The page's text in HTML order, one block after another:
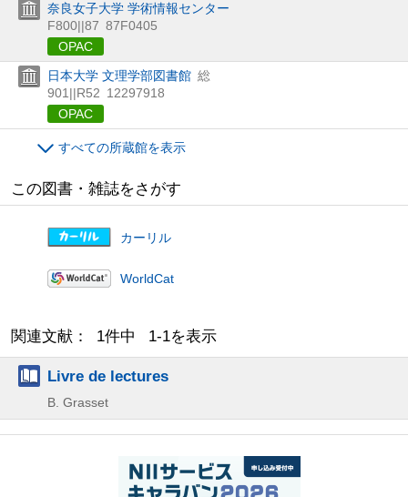
奈良女子大学 学術情報センター
F800||87 87F0405
OPAC
日本大学 文理学部図書館 総
901||R52 12297918
OPAC
すべての所蔵館を表示
この図書・雑誌をさがす
カーリル
WorldCat
関連文献： 1件中 1-1を表示
Livre de lectures
B. Grasset